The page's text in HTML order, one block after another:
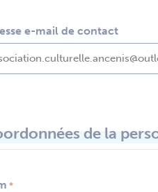
e-mail de contact
de la
*